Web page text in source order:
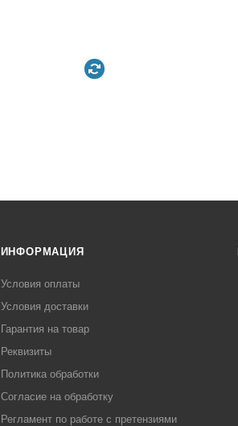
ИНФОРМАЦИЯ
Условия оплаты
Условия доставки
Гарантия на товар
Реквизиты
Политика обработки
Согласие на обработку
Регламент по работе с претензиями